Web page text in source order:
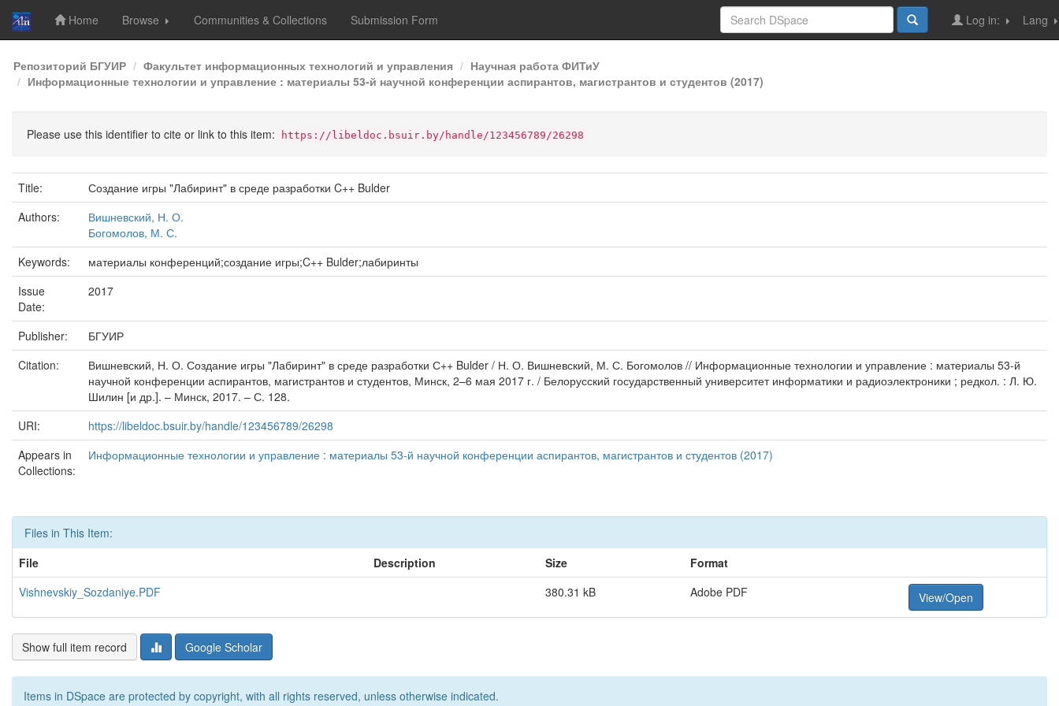
Skip
navigation
Home Browse Communities & Collections Submission Form Lang
Log in:
Репозиторий БГУИР Факультет информационных технологий и управления
Научная работа ФИТиУ
Информационные технологии и управление : материалы 53-й научной конференции аспирантов, магистрантов и студентов (2017)
Please use this identifier to cite or link to this item: https://libeldoc.bsuir.by/handle/123456789/26298
Title:
Создание игры "Лабиринт" в среде разработки C++ Bulder
Authors:
Вишневский, Н. О.
Богомолов, М. С.
Keywords:
материалы конференций;создание игры;C++ Bulder;лабиринты
Issue
Date:
2017
Publisher:
БГУИР
Citation:
Вишневский, Н. О. Создание игры "Лабиринт" в среде разработки С++ Bulder / Н. О. Вишневский, М. С. Богомолов // Информационные технологии и управление : материалы 53-й
научной конференции аспирантов, магистрантов и студентов, Минск, 2–6 мая 2017 г. / Белорусский государственный университет информатики и радиоэлектроники ; редкол. : Л. Ю.
Шилин [и др.]. – Минск, 2017. – С. 128.
URI:
https://libeldoc.bsuir.by/handle/123456789/26298
Appears in
Collections:
Информационные технологии и управление : материалы 53-й научной конференции аспирантов, магистрантов и студентов (2017)
Files in This Item:
File
Description Size
Format
Vishnevskiy_Sozdaniye.PDF
380.31 kB Adobe PDF View/Open
Show full item record Google Scholar
Items in DSpace are protected by copyright, with all rights reserved, unless otherwise indicated.